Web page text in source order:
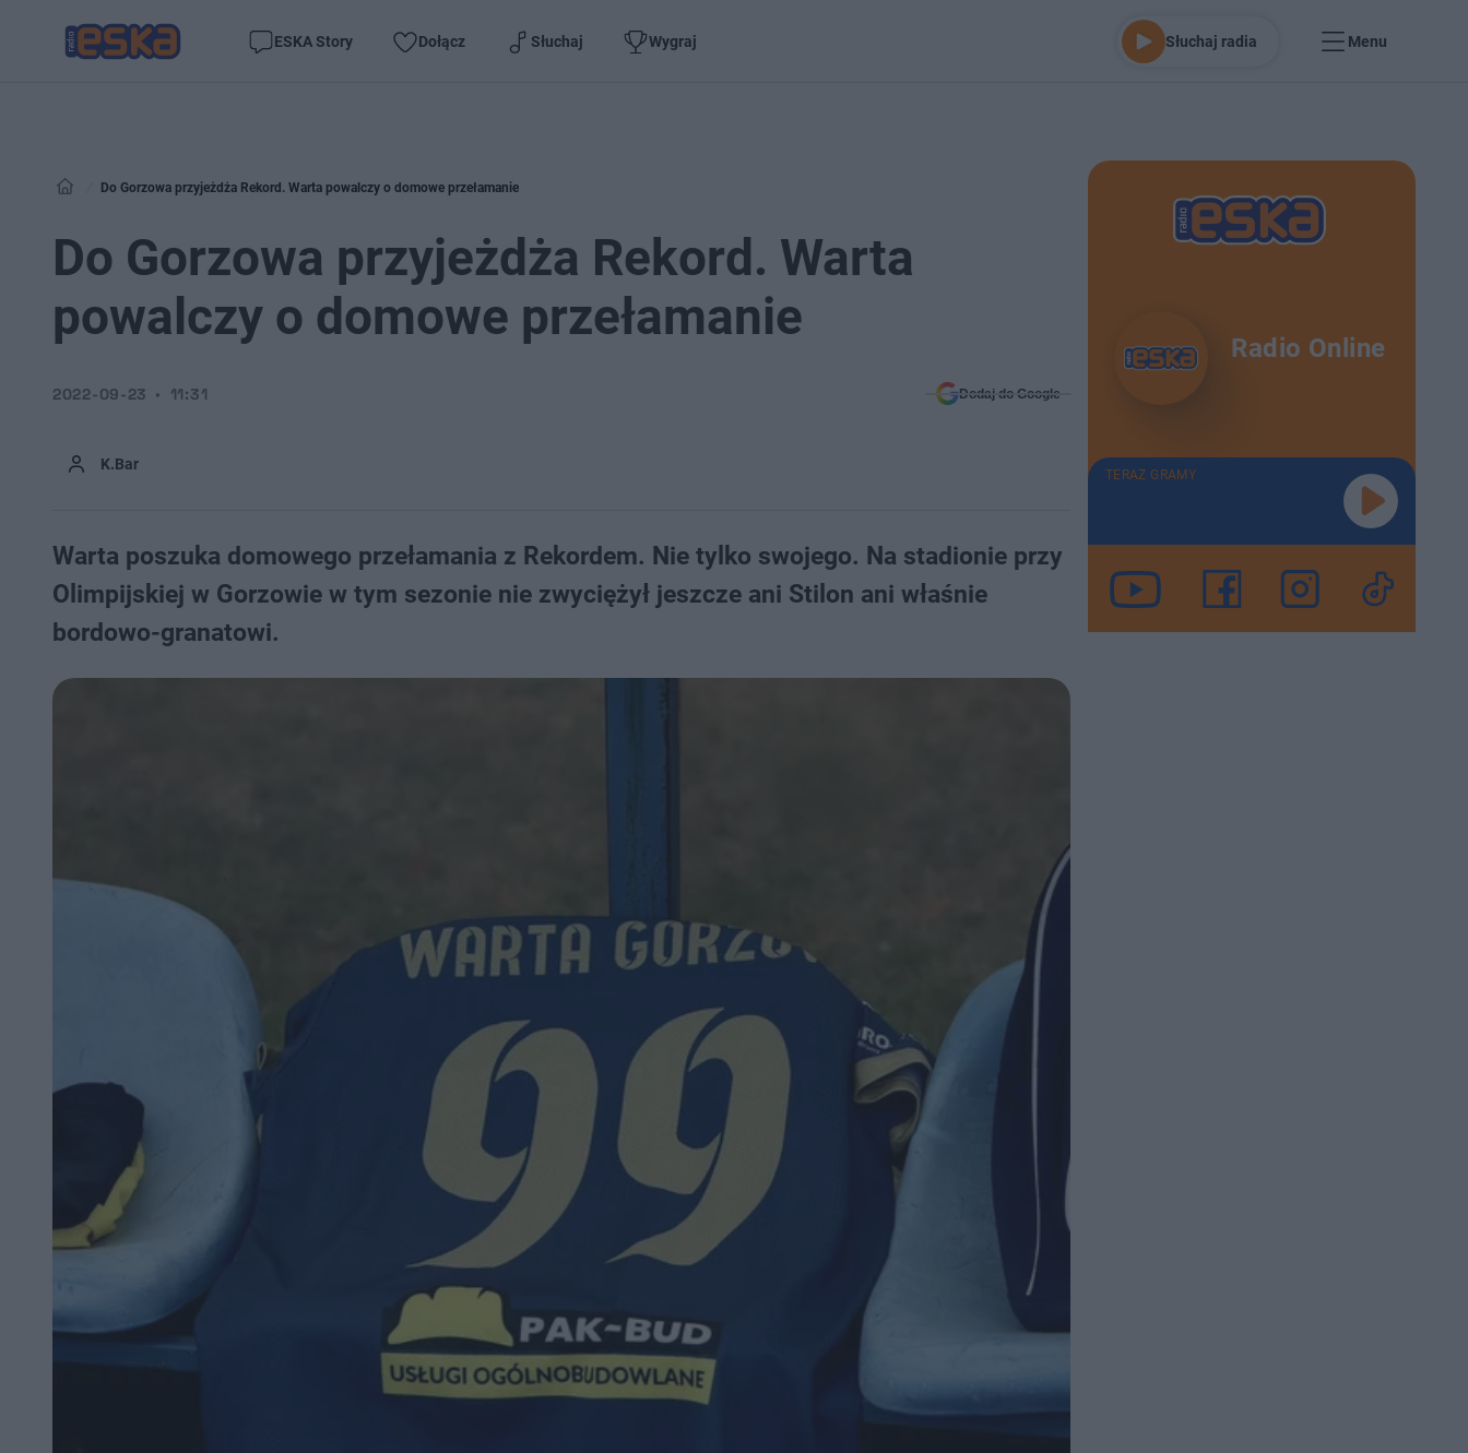
ESKA Story Dołącz Słuchaj Wygraj Słuchaj radia Menu
Do Gorzowa przyjeżdża Rekord. Warta powalczy o domowe przełamanie
Do Gorzowa przyjeżdża Rekord. Warta
powalczy o domowe przełamanie
K.Bar
2022-09-23 11:31 Dodaj do Google
Warta poszuka domowego przełamania z Rekordem. Nie tylko swojego. Na stadionie przy
Olimpijskiej w Gorzowie w tym sezonie nie zwyciężył jeszcze ani Stilon ani właśnie
bordowo-granatowi.
Radio Online
TERAZ GRAMY